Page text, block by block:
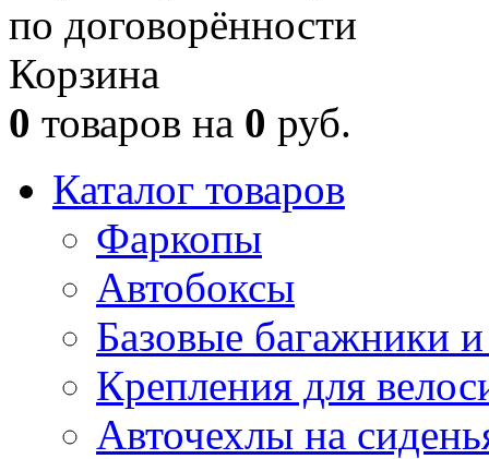
по договорённости
Корзина
0 товаров на 0 руб.
Каталог товаров
Фаркопы
Автобоксы
Базовые багажники
Крепления для
Авточехлы на